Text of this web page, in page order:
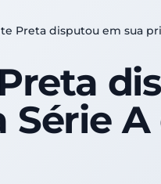
Preta disputou em sua
A